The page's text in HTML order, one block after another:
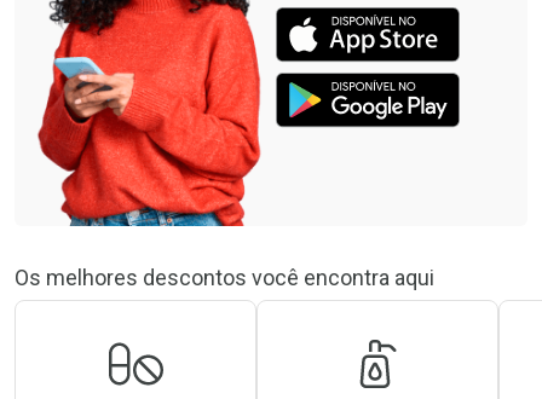
Os melhores descontos você encontra aqui